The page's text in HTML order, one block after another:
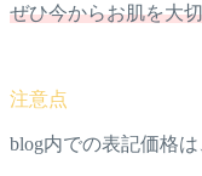
ぜひ今からお肌を大
blog内での表記価格